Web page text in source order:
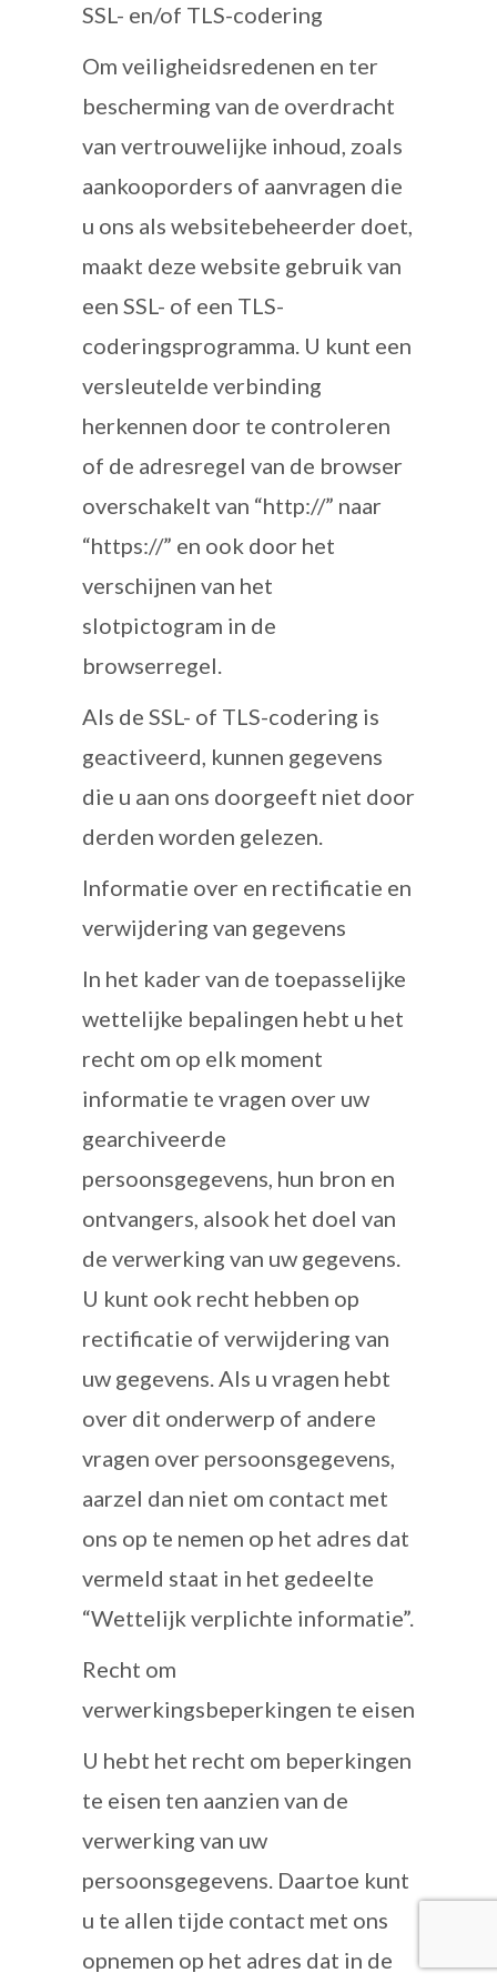
SSL- en/of TLS-codering
Om veiligheidsredenen en ter
bescherming van de overdracht
van vertrouwelijke inhoud, zoals
aankooporders of aanvragen die
u ons als websitebeheerder doet,
maakt deze website gebruik van
een SSL- of een TLS-
coderingsprogramma. U kunt een
versleutelde verbinding
herkennen door te controleren
of de adresregel van de browser
overschakelt van “http://” naar
“https://” en ook door het
verschijnen van het
slotpictogram in de
browserregel.
Als de SSL- of TLS-codering is
geactiveerd, kunnen gegevens
die u aan ons doorgeeft niet door
derden worden gelezen.
Informatie over en rectificatie en
verwijdering van gegevens
In het kader van de toepasselijke
wettelijke bepalingen hebt u het
recht om op elk moment
informatie te vragen over uw
gearchiveerde
persoonsgegevens, hun bron en
ontvangers, alsook het doel van
de verwerking van uw gegevens.
U kunt ook recht hebben op
rectificatie of verwijdering van
uw gegevens. Als u vragen hebt
over dit onderwerp of andere
vragen over persoonsgegevens,
aarzel dan niet om contact met
ons op te nemen op het adres dat
vermeld staat in het gedeelte
“Wettelijk verplichte informatie”.
Recht om
verwerkingsbeperkingen te eisen
U hebt het recht om beperkingen
te eisen ten aanzien van de
verwerking van uw
persoonsgegevens. Daartoe kunt
u te allen tijde contact met ons
opnemen op het adres dat in de